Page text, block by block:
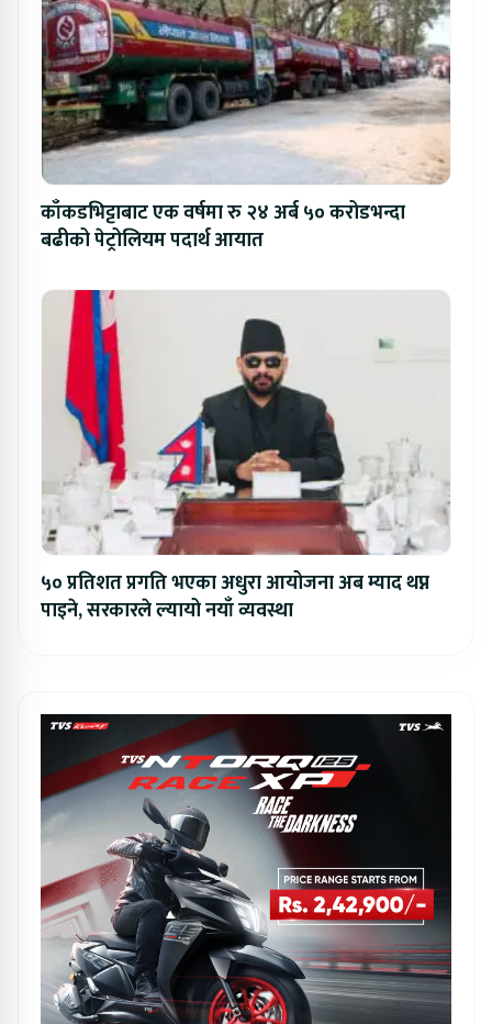
काँकडभिट्टाबाट एक वर्षमा रु २४ अर्ब ५० करोडभन्दा
बढीको पेट्रोलियम पदार्थ आयात
५० प्रतिशत प्रगति भएका अधुरा आयोजना अब म्याद थप्न
पाइने, सरकारले ल्यायो नयाँ व्यवस्था